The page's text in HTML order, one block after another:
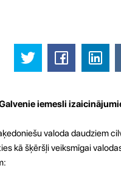
iemesli
valoda daudziem
kā šķēršļi veiksmīgai